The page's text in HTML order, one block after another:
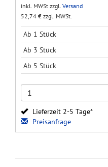
inkl. MWSt zzgl. Versand
52,74 € zzgl. MWSt.
Ab 1 Stück
Ab 3 Stück
Ab 5 Stück
Lieferzeit 2-5 Tage*
Preisanfrage